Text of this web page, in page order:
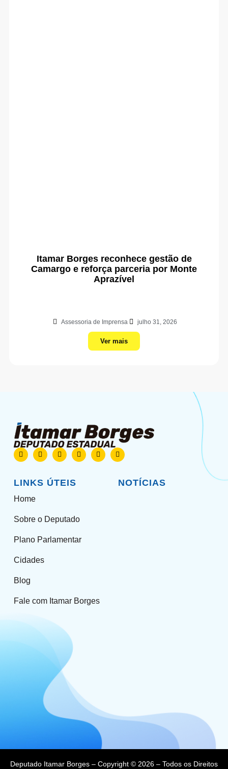
Itamar Borges reconhece gestão de
Camargo e reforça parceria por Monte
Aprazível
Assessoria de Imprensa julho 31, 2026
Ver mais
LINKS ÚTEIS
Home
Sobre o Deputado
Plano Parlamentar
Cidades
Blog
Fale com Itamar Borges
NOTÍCIAS
Deputado Itamar Borges – Copyright © 2026 – Todos os Direitos